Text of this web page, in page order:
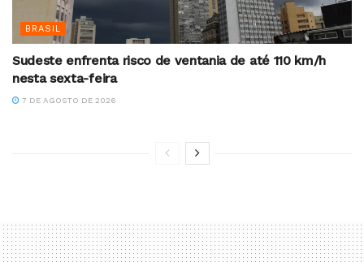
BRASIL
Sudeste enfrenta risco de ventania de até 110 km/h
nesta sexta-feira
7 DE AGOSTO DE 2026